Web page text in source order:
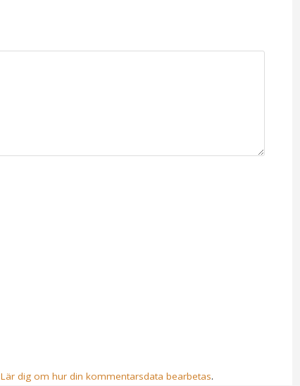
Lär dig om hur din kommentarsdata bearbetas.